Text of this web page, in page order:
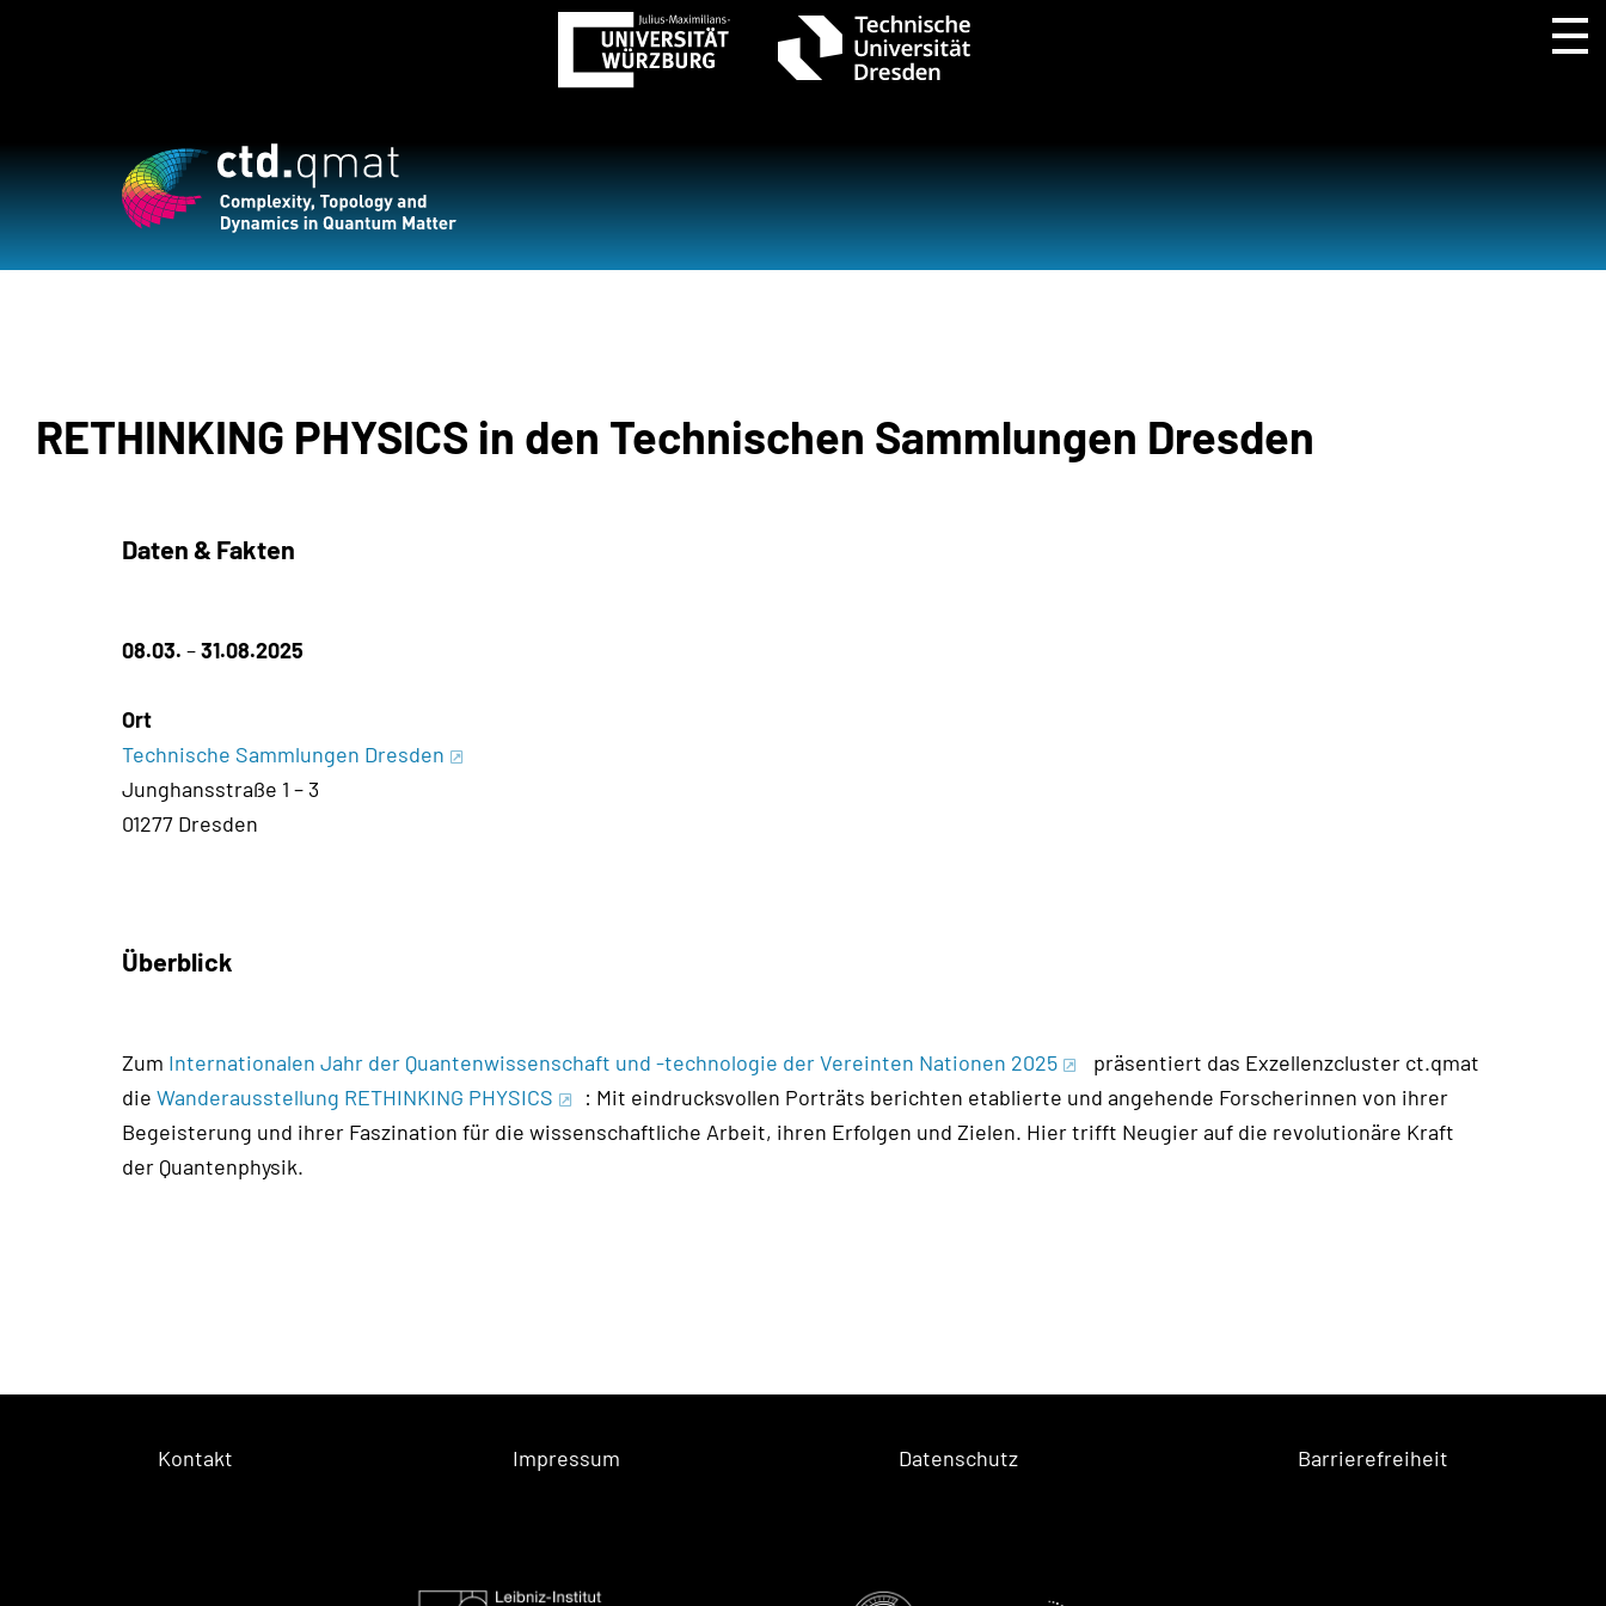
RETHINKING PHYSICS in den Technischen Sammlungen Dresden
Daten & Fakten
08.03. –31.08.2025
Ort
Technische Sammlungen Dresden
Junghansstraße 1 – 3
01277 Dresden
Überblick
Zum Internationalen Jahr der Quantenwissenschaft und -technologie der Vereinten Nationen 2025
präsentiert das Exzellenzcluster ct.qmat
die Wanderausstellung RETHINKING PHYSICS
: Mit eindrucksvollen Porträts berichten etablierte und angehende Forscherinnen von ihrer
Begeisterung und ihrer Faszination für die wissenschaftliche Arbeit, ihren Erfolgen und Zielen. Hier trifft Neugier auf die revolutionäre Kraft
der Quantenphysik.
Kontakt Impressum Datenschutz Barrierefreiheit